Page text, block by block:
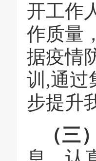
开工作
作质量
据疫情
训,通过
步提升
（三